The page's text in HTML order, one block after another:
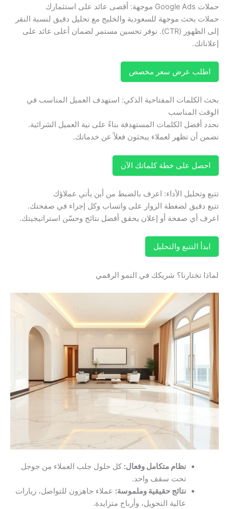
حملات Google Ads موجهة: أقصى عائد على استثمارك
حملات بحث موجهة للسعودية والخليج مع تحليل دقيق لنسبة النقر
إلى الظهور (CTR). نوفر تحسين مستمر لضمان أعلى عائد على
إعلاناتك.
اطلب عرض سعر مخصص
بحث الكلمات المفتاحية الذكي: استهدف العميل المناسب في
الوقت المناسب
نحدد أفضل الكلمات المستهدفة بناءً على نية العميل الشرائية.
نضمن أن تظهر لعملاء يبحثون فعلاً عن خدماتك.
احصل على خطة كلماتك الآن
تتبع وتحليل الأداء: اعرف بالضبط من أين يأتي عملاؤك
تتبع دقيق لضغطة الزوار على واتساب وكل إجراء في صفحتك.
اعرف أي صفحة أو إعلان يحقق أفضل نتائج وحسّن استراتيجيتك.
ابدأ التتبع والتحليل
لماذا تختارنا؟ شريكك في النمو الرقمي
نظام متكامل وفعال: كل حلول جلب العملاء من جوجل
تحت سقف واحد.
نتائج حقيقية وملموسة: عملاء جاهزون للتواصل، زيارات
عالية التحويل، وأرباح متزايدة.